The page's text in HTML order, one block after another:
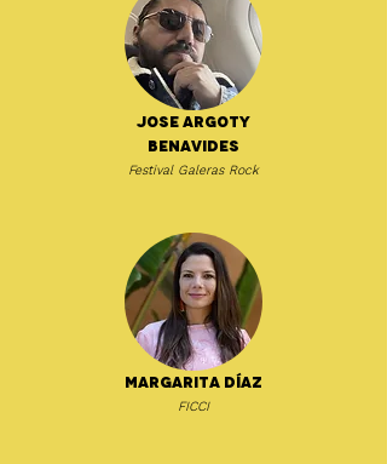
Jose Argoty
Benavides
Festival Galeras Rock
Margarita Díaz
FICCI